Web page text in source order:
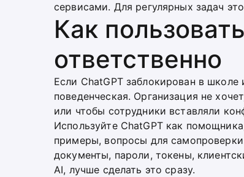
сервисами. Для регулярных задач
Как
ответственно
Если ChatGPT заблокирован в школе
поведенческая. Организация не
или чтобы сотрудники вставляли
Используйте ChatGPT как
примеры, вопросы для
документы, пароли, токены,
AI, лучше сделать это сразу.